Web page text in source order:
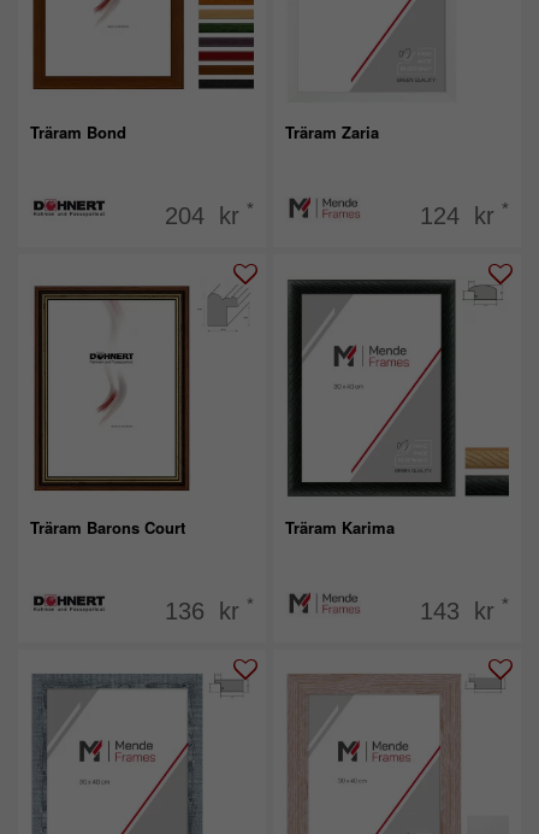
Träram Bond
204 kr *
Träram Zaria
124 kr *
Träram Barons Court
136 kr *
Träram Karima
143 kr *